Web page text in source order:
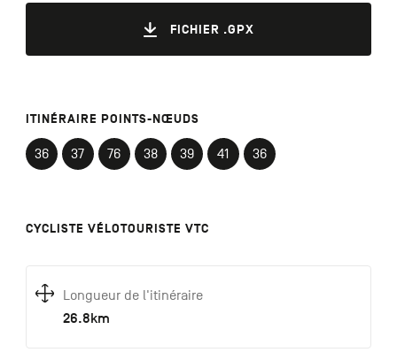
FICHIER .GPX
ITINÉRAIRE POINTS-NŒUDS
36 37 76 38 39 41 36
CYCLISTE VÉLOTOURISTE VTC
Longueur de l'itinéraire
26.8km